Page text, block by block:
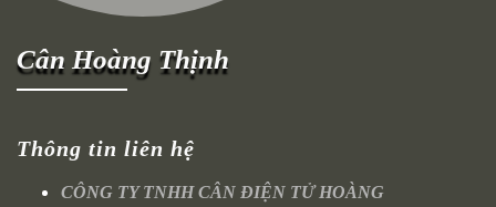
Cân Hoàng Thịnh
Thông tin liên hệ
CÔNG TY TNHH CÂN ĐIỆN TỬ HOÀNG